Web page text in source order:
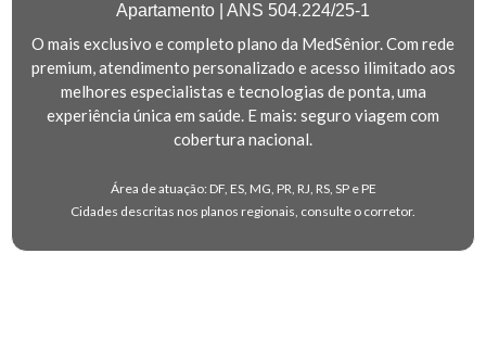
Apartamento | ANS 504.224/25-1
O mais exclusivo e completo plano da MedSênior. Com rede
premium, atendimento personalizado e acesso ilimitado aos
melhores especialistas e tecnologias de ponta, uma
experiência única em saúde. E mais: seguro viagem com
cobertura nacional.
Área de atuação: DF, ES, MG, PR, RJ, RS, SP e PE
Cidades descritas nos planos regionais, consulte o corretor.